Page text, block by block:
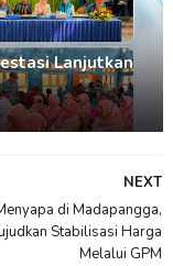
Lanjutkan
NEXT
di Madapangga,
Stabilisasi Harga
Melalui GPM